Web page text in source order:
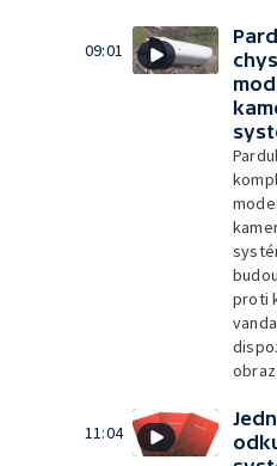
09:01
proti
11:04